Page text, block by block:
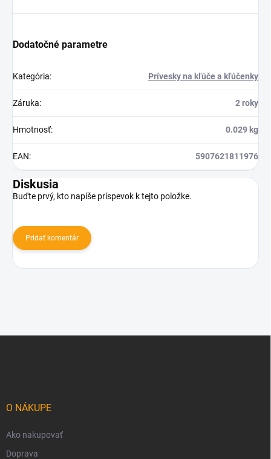
Dodatočné parametre
Kategória: Prívesky na kľúče a kľúčenky
Záruka: 2 roky
Hmotnosť: 0.029 kg
EAN: 5907621811976
Diskusia
Buďte prvý, kto napíše príspevok k tejto položke.
Pridať komentár
O NÁKUPE
Ako nakupovať
Doprava